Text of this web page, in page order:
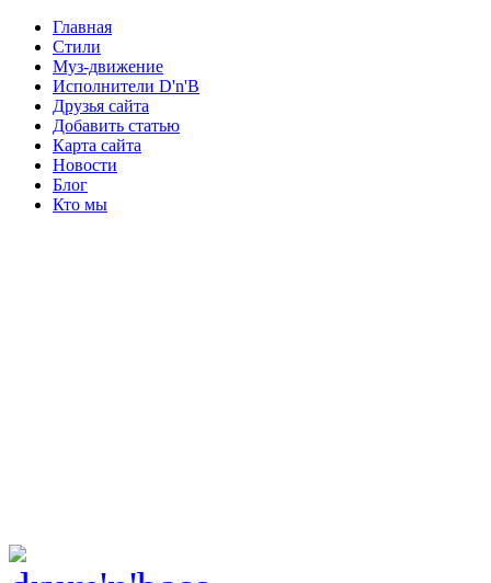
Главная
Стили
Муз-движение
Исполнители D'n'B
Друзья сайта
Добавить статью
Карта сайта
Новости
Блог
Кто мы